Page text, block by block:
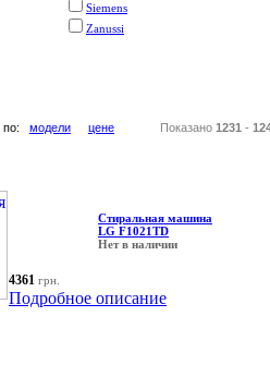
Siemens
Zanussi
по: модели цене Показано 1231 -
Стиральная машина
LG F1021TD
Нет в наличии
4361 грн.
Подробное описание